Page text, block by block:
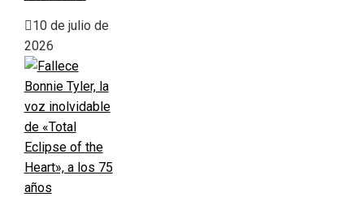
10 de julio de
2026